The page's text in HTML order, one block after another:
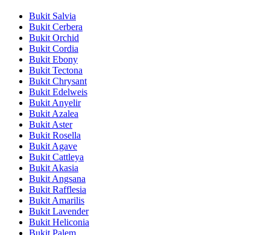
Bukit Salvia
Bukit Cerbera
Bukit Orchid
Bukit Cordia
Bukit Ebony
Bukit Tectona
Bukit Chrysant
Bukit Edelweis
Bukit Anyelir
Bukit Azalea
Bukit Aster
Bukit Rosella
Bukit Agave
Bukit Cattleya
Bukit Akasia
Bukit Angsana
Bukit Rafflesia
Bukit Amarilis
Bukit Lavender
Bukit Heliconia
Bukit Palem